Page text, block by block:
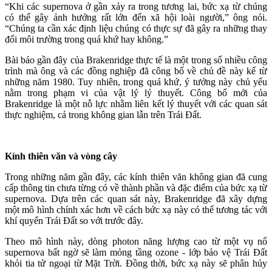
“Khi các supernova ở gần xảy ra trong tương lai, bức xạ từ chúng
có thể gây ảnh hưởng rất lớn đến xã hội loài người,” ông nói.
“Chúng ta cần xác định liệu chúng có thực sự đã gây ra những thay
đổi môi trường trong quá khứ hay không.”
Bài báo gần đây của Brakenridge thực tế là một trong số nhiều công
trình mà ông và các đồng nghiệp đã công bố về chủ đề này kể từ
những năm 1980. Tuy nhiên, trong quá khứ, ý tưởng này chủ yếu
nằm trong phạm vi của vật lý lý thuyết. Công bố mới của
Brakenridge là một nỗ lực nhằm liên kết lý thuyết với các quan sát
thực nghiệm, cả trong không gian lẫn trên Trái Đất.
Kính thiên văn và vòng cây
Trong những năm gần đây, các kính thiên văn không gian đã cung
cấp thông tin chưa từng có về thành phần và đặc điểm của bức xạ từ
supernova. Dựa trên các quan sát này, Brakenridge đã xây dựng
một mô hình chính xác hơn về cách bức xạ này có thể tương tác với
khí quyển Trái Đất so với trước đây.
Theo mô hình này, dòng photon năng lượng cao từ một vụ nổ
supernova bất ngờ sẽ làm mỏng tầng ozone - lớp bảo vệ Trái Đất
khỏi tia tử ngoại từ Mặt Trời. Đồng thời, bức xạ này sẽ phân hủy